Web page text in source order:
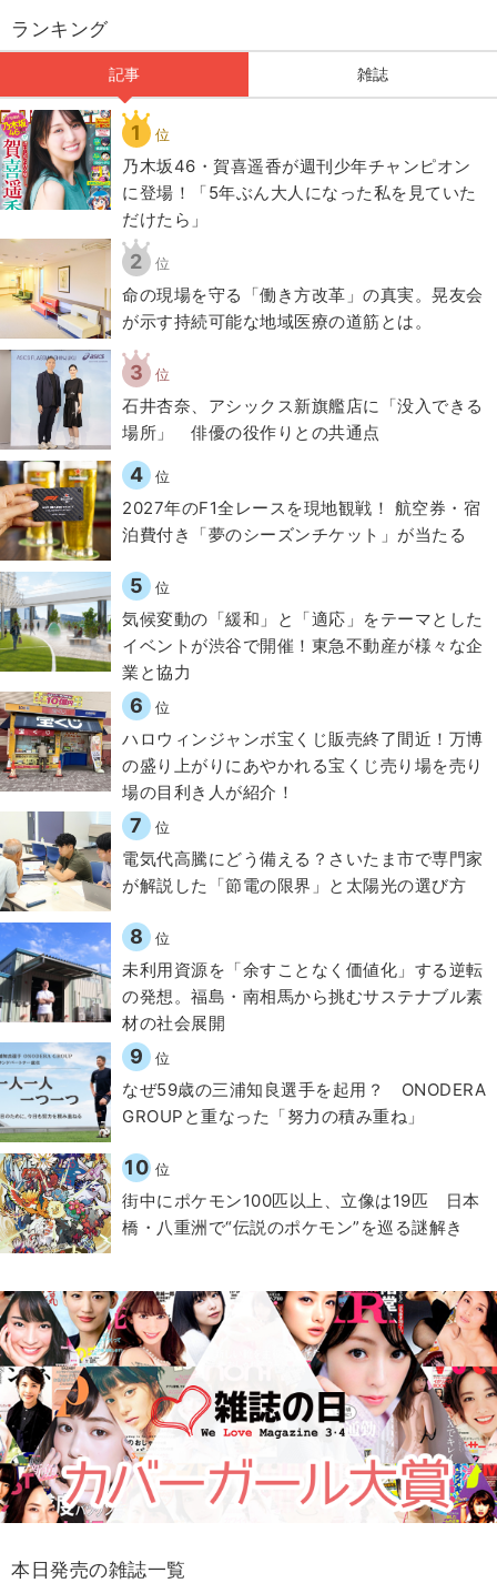
ランキング
記事 雑誌
1 位
乃木坂46・賀喜遥香が週刊少年チャンピオン
に登場！「5年ぶん大人になった私を見ていた
だけたら」
2 位
​命の現場を守る「働き方改革」の真実。晃友会
が示す持続可能な地域医療の道筋とは。
3 位
石井杏奈、アシックス新旗艦店に「没入できる
場所」 俳優の役作りとの共通点
4 位
2027年のF1全レースを現地観戦！ 航空券・宿
泊費付き「夢のシーズンチケット」が当たる
5 位
気候変動の「緩和」と「適応」をテーマとした
イベントが渋谷で開催！東急不動産が様々な企
業と協力
6 位
ハロウィンジャンボ宝くじ販売終了間近！万博
の盛り上がりにあやかれる宝くじ売り場を売り
場の目利き人が紹介！
7 位
電気代高騰にどう備える？さいたま市で専門家
が解説した「節電の限界」と太陽光の選び方
8 位
​​未利用資源を「余すことなく価値化」する逆転
の発想。福島・南相馬から挑むサステナブル素
材の社会展開​
9 位
なぜ59歳の三浦知良選手を起用？ ONODERA
GROUPと重なった「努力の積み重ね」
10 位
街中にポケモン100匹以上、立像は19匹 日本
橋・八重洲で“伝説のポケモン”を巡る謎解き
本日発売の雑誌一覧